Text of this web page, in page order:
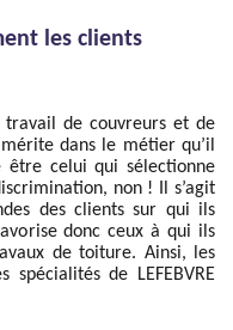
les clients
travail de couvreurs et de
dans le métier qu’il
être celui qui sélectionne
non ! Il s’agit
des clients sur qui ils
donc ceux à qui ils
de toiture. Ainsi, les
de LEFEBVRE